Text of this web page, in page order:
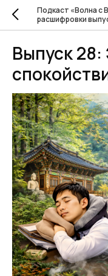
Подкаст «Волна с
расшифровки
Выпуск